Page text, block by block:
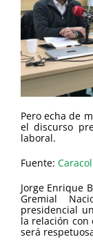
Pero echa de
el discurso
laboral.
Fuente: Caracol
Jorge Enrique
Gremial
presidencial
la relación con
será